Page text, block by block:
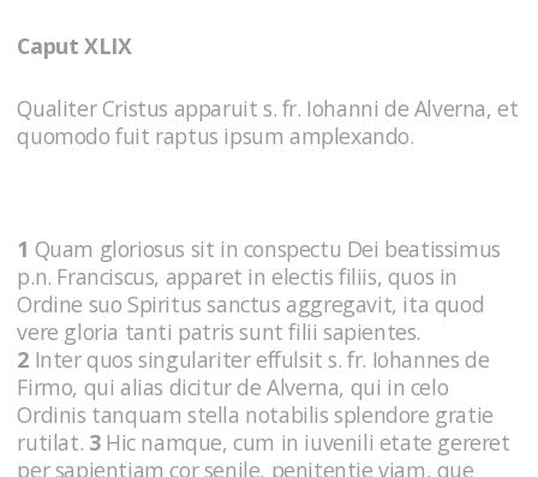
Caput XLIX
Qualiter Cristus apparuit s. fr. Iohanni de Alver­na, et
quomodo fuit raptus ipsum amplexando.
1 Quam gloriosus sit in conspectu Dei beatissimus
p.n. Franciscus, apparet in electis filiis, quos in
Ordine suo Spiritus sanctus aggregavit, ita quod
vere gloria tanti patris sunt filii sapientes.
2 Inter quos singulariter effulsit s. fr. Iohannes de
Firmo, qui alias dicitur de Alverna, qui in celo
Ordinis tanquam stella notabilis splendore gratie
rutilat. 3Hic namque, cum in iuvenili etate gereret
per sapientiam cor senile, penitentie viam, que